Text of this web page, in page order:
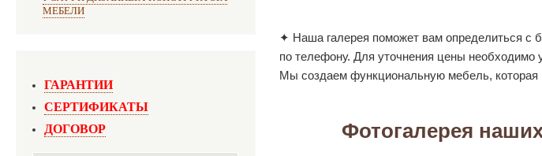
✦ Наша галерея поможет вам определиться с
по телефону. Для уточнения цены необходимо
Мы создаем функциональную мебель, которая
Фотогалерея
МЕБЕЛИ
ГАРАНТИИ
СЕРТИФИКАТЫ
ДОГОВОР